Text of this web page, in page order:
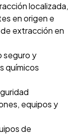
localizada,
en origen e
extracción en
seguro y
químicos
equipos y
de